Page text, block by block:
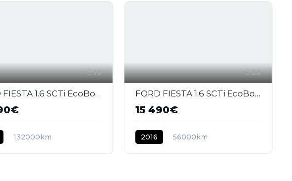
19
FORD FIESTA 1.6 SCTi EcoBoost - 182 2008 BERLINE ST PHASE 2
132000km
25
FORD FIESTA 1.6 SCTi EcoBoost - 182 2008 BERLINE ST PHASE 2
15 490€
2016
56000km